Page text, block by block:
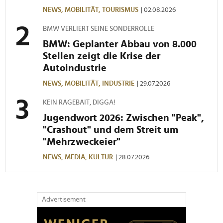
gesammelt haben.
NEWS, MOBILITÄT, TOURISMUS | 02.08.2026
BMW VERLIERT SEINE SONDERROLLE
BMW: Geplanter Abbau von 8.000
Stellen zeigt die Krise der
Autoindustrie
NEWS, MOBILITÄT, INDUSTRIE | 29.07.2026
KEIN RAGEBAIT, DIGGA!
Jugendwort 2026: Zwischen "Peak",
"Crashout" und dem Streit um
"Mehrzweckeier"
NEWS, MEDIA, KULTUR | 28.07.2026
Advertisement